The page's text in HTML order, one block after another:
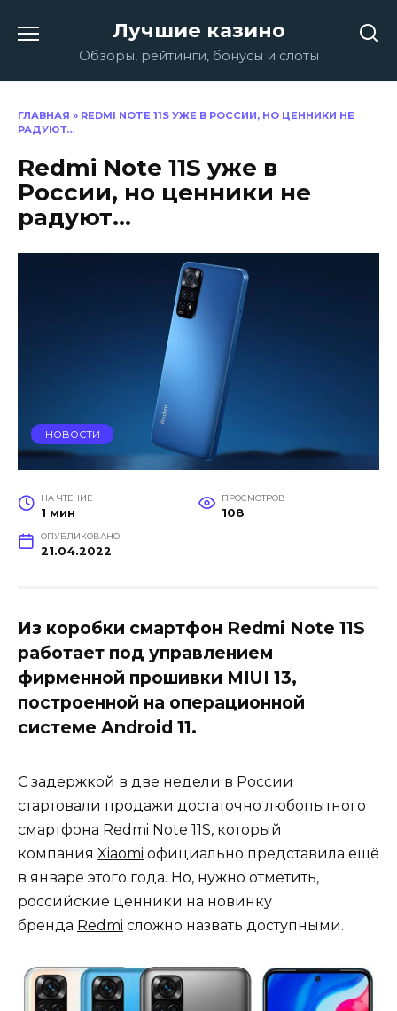
содержанию
Лучшие казино
Обзоры, рейтинги, бонусы и слоты
ГЛАВНАЯ » REDMI NOTE 11S УЖЕ В РОССИИ, НО ЦЕННИКИ НЕ
РАДУЮТ…
Redmi Note 11S уже в
России, но ценники не
радуют…
НОВОСТИ
НА ЧТЕНИЕ
1 мин
ПРОСМОТРОВ
108
ОПУБЛИКОВАНО
21.04.2022
Из коробки смартфон Redmi Note 11S
работает под управлением
фирменной прошивки MIUI 13,
построенной на операционной
системе Android 11.
С задержкой в две недели в России
стартовали продажи достаточно любопытного
смартфона Redmi Note 11S, который
компания Xiaomi официально представила ещё
в январе этого года. Но, нужно отметить,
российские ценники на новинку
бренда Redmi сложно назвать доступными.